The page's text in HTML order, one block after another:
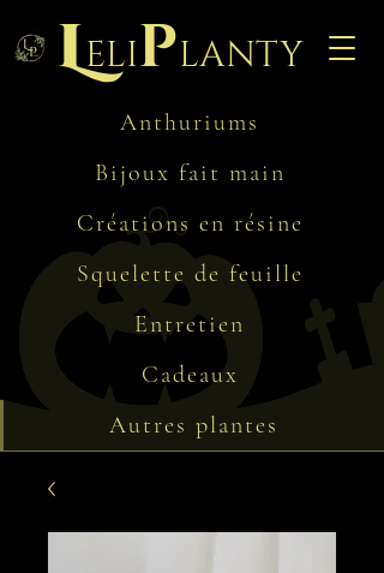
Leliplanty
Anthuriums
Bijoux fait main
Créations en résine
Squelette de feuille
Entretien
Cadeaux
Autres plantes